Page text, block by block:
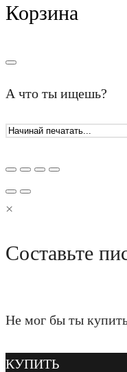
Корзина
А что ты ищешь?
×
Составьте
Не мог бы ты
КУПИТЬ